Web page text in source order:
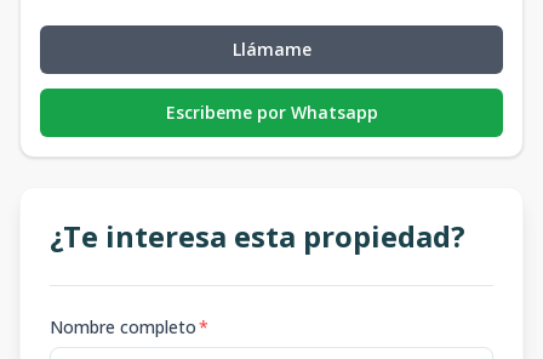
Llámame
Escribeme por Whatsapp
¿Te interesa esta propiedad?
Nombre completo*